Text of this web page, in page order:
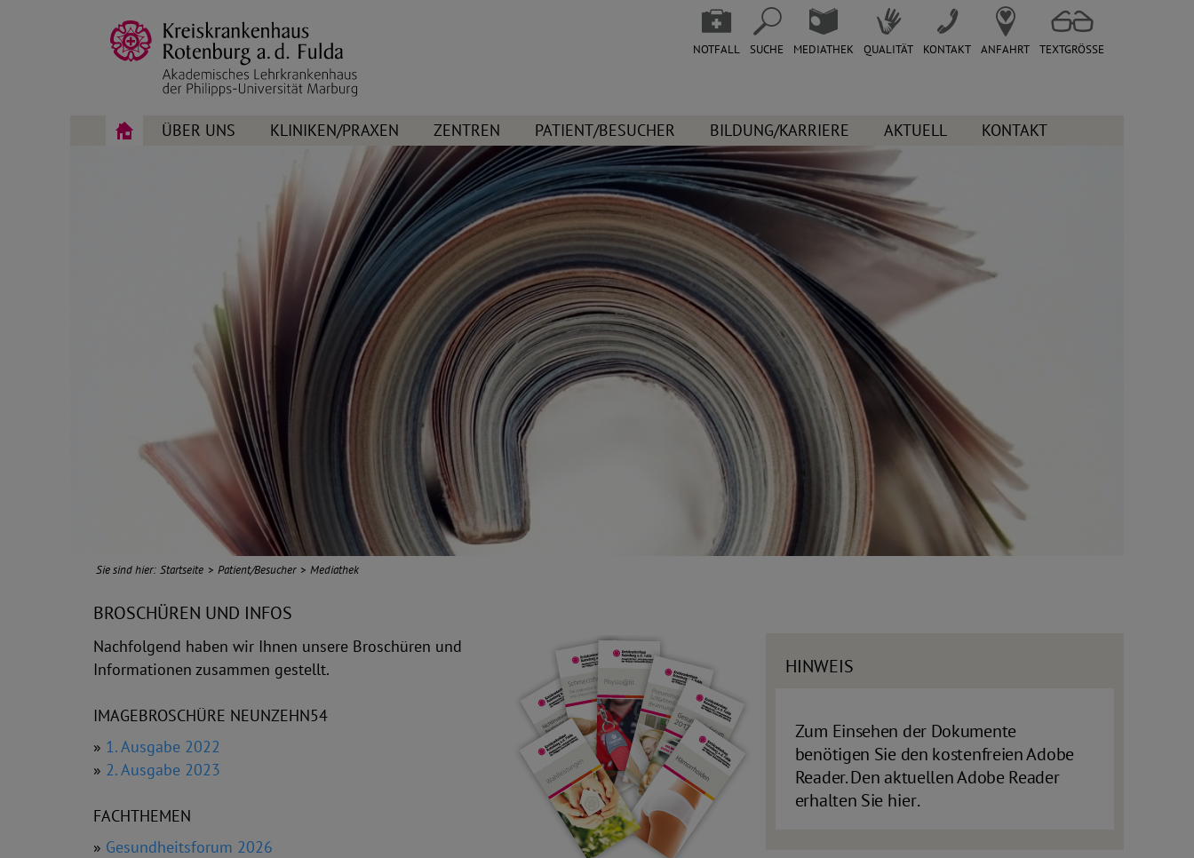
ÜBER UNS KLINIKEN/PRAXEN ZENTREN PATIENT/BESUCHER BILDUNG/KARRIERE AKTUELL KONTAKT
NOTFALL SUCHE MEDIATHEK QUALITÄT KONTAKT ANFAHRT TEXTGRÖSSE
Sie sind hier: Startseite Patient/Besucher Mediathek
BROSCHÜREN UND INFOS
Nachfolgend haben wir Ihnen unsere Broschüren und
Informationen zusammen gestellt.
IMAGEBROSCHÜRE NEUNZEHN54
» 1. Ausgabe 2022
» 2. Ausgabe 2023
FACHTHEMEN
» Gesundheitsforum 2026
HINWEIS
Zum Einsehen der Dokumente
benötigen Sie den kostenfreien Adobe
Reader. Den aktuellen Adobe Reader
erhalten Sie hier.